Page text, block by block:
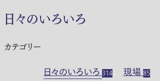
日々のいろいろ
カテゴリー
日々のいろいろ314 現場85